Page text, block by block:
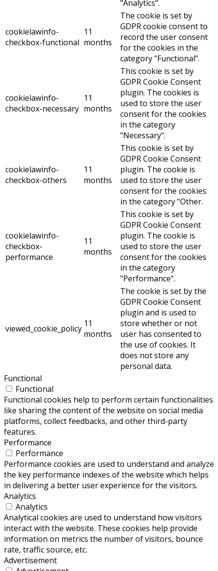
"Analytics".
cookielawinfo-
checkbox-functional
11
months
The cookie is set by
GDPR cookie consent to
record the user consent
for the cookies in the
category "Functional".
cookielawinfo-
checkbox-necessary
11
months
This cookie is set by
GDPR Cookie Consent
plugin. The cookies is
used to store the user
consent for the cookies
in the category
"Necessary".
cookielawinfo-
checkbox-others
11
months
This cookie is set by
GDPR Cookie Consent
plugin. The cookie is
used to store the user
consent for the cookies
in the category "Other.
cookielawinfo-
checkbox-
performance
11
months
This cookie is set by
GDPR Cookie Consent
plugin. The cookie is
used to store the user
consent for the cookies
in the category
"Performance".
viewed_cookie_policy 11
months
The cookie is set by the
GDPR Cookie Consent
plugin and is used to
store whether or not
user has consented to
the use of cookies. It
does not store any
personal data.
Functional
Functional
Functional cookies help to perform certain functionalities
like sharing the content of the website on social media
platforms, collect feedbacks, and other third-party
features.
Performance
Performance
Performance cookies are used to understand and analyze
the key performance indexes of the website which helps
in delivering a better user experience for the visitors.
Analytics
Analytics
Analytical cookies are used to understand how visitors
interact with the website. These cookies help provide
information on metrics the number of visitors, bounce
rate, traffic source, etc.
Advertisement